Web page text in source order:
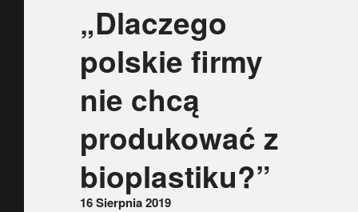
„Dlaczego
polskie firmy
nie chcą
produkować z
bioplastiku?”
16 Sierpnia 2019